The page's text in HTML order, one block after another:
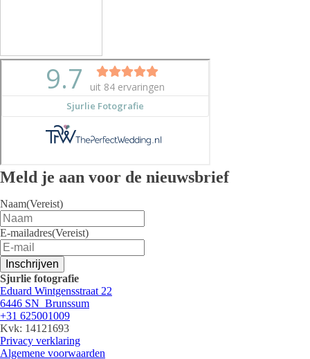
Meld je aan voor de nieuwsbrief
Naam(Vereist)
E-mailadres(Vereist)
Inschrijven
Sjurlie fotografie
Eduard Wintgensstraat 22
6446 SN Brunssum
+31 625001009
Kvk: 14121693
Privacy verklaring
Algemene voorwaarden